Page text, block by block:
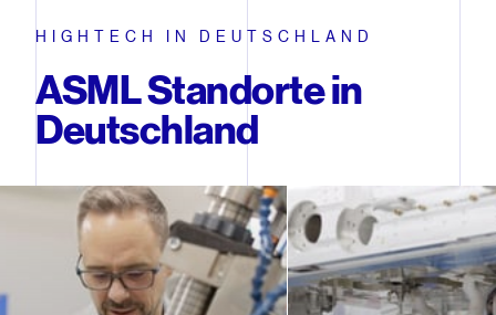
HIGHTECH IN DEUTSCHLAND
ASML Standorte in
Deutschland